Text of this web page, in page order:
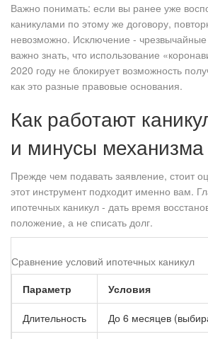
Важно понимать: если вы ранее уже
каникулами по этому же договору,
невозможно. Исключение - чрезвычайные
важно знать, что использование
2020 году не блокирует возможность
как это разные правовые основания.
Как работают
и минусы механизма
Прежде чем подавать заявление, стоит
этот инструмент подходит именно вам.
ипотечных каникул - дать время
положение, а не списать долг.
Сравнение условий ипотечных каникул
Параметр
Условия
Длительность До 6 месяцев